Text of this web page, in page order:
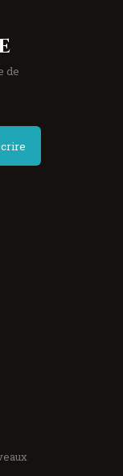
de